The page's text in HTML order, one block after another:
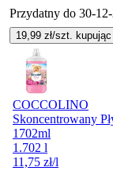
Przydatny do 30-
19,99 zł/szt. kupując
COCCOLINO
Skoncentrowany
1702ml
1.702 l
11,75 zł/l